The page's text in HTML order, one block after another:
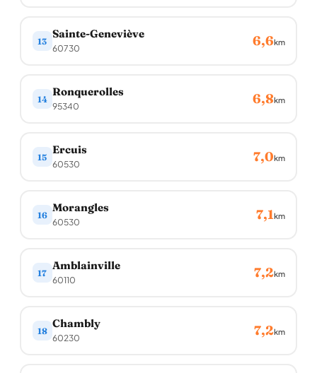
13
Sainte-Geneviève
60730 6,6km
14
Ronquerolles
95340 6,8km
15
Ercuis
60530 7,0km
16
Morangles
60530 7,1km
17
Amblainville
60110 7,2km
18
Chambly
60230 7,2km